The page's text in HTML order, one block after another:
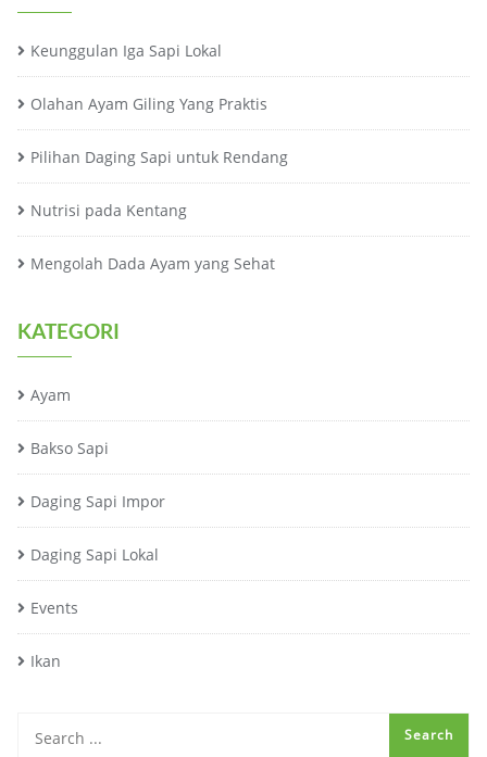
Keunggulan Iga Sapi Lokal
Olahan Ayam Giling Yang Praktis
Pilihan Daging Sapi untuk Rendang
Nutrisi pada Kentang
Mengolah Dada Ayam yang Sehat
KATEGORI
Ayam
Bakso Sapi
Daging Sapi Impor
Daging Sapi Lokal
Events
Ikan